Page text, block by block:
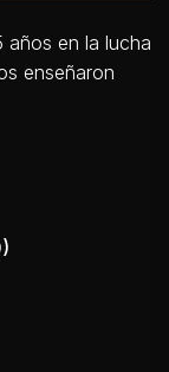
años en la lucha
enseñaron